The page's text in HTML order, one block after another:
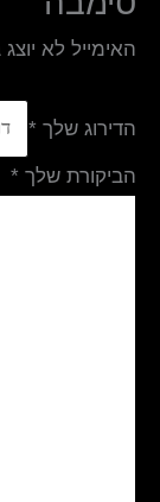
האימייל לא
הדירוג שלך *
הביקורת שלך *